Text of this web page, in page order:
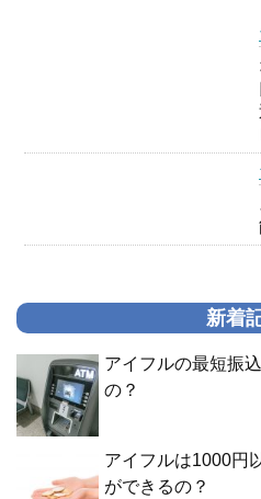
新着
アイフルの最短振
の？
アイフルは1000円
ができるの？